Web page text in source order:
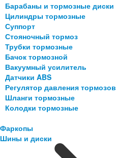
Барабаны и тормозные диски
Цилиндры тормозные
Суппорт
Стояночный тормоз
Трубки тормозные
Бачок тормозной
Вакуумный усилитель
Датчики ABS
Регулятор давления тормозов
Шланги тормозные
Колодки тормозные
Фаркопы
Шины и диски